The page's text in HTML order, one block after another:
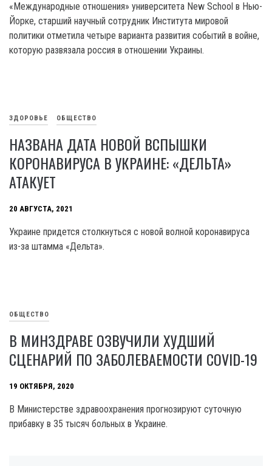
«Международные отношения» университета New School в Нью-
Йорке, старший научный сотрудник Института мировой
политики отметила четыре варианта развития событий в войне,
которую развязала россия в отношении Украины.
ЗДОРОВЬЕ ОБЩЕСТВО
НАЗВАНА ДАТА НОВОЙ ВСПЫШКИ
КОРОНАВИРУСА В УКРАИНЕ: «ДЕЛЬТА»
АТАКУЕТ
20 АВГУСТА, 2021
Украине придется столкнуться с новой волной коронавируса
из-за штамма «Дельта».
ОБЩЕСТВО
В МИНЗДРАВЕ ОЗВУЧИЛИ ХУДШИЙ
СЦЕНАРИЙ ПО ЗАБОЛЕВАЕМОСТИ COVID-19
19 ОКТЯБРЯ, 2020
В Министерстве здравоохранения прогнозируют суточную
прибавку в 35 тысяч больных в Украине.